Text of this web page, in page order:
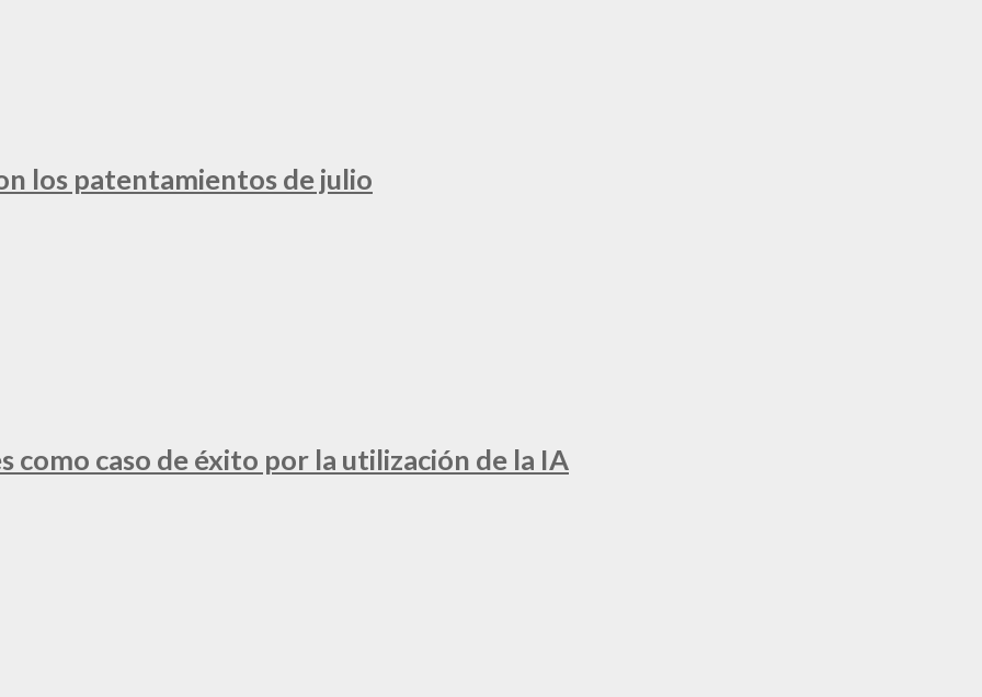
los patentamientos de julio
como caso de éxito por la utilización de la IA